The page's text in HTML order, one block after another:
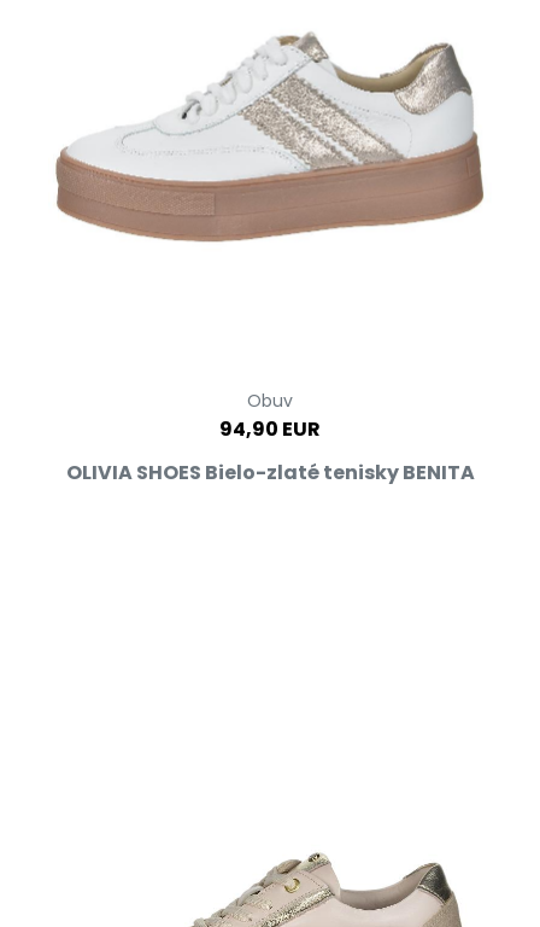
Obuv
94,90 EUR
OLIVIA SHOES Bielo-zlaté tenisky BENITA